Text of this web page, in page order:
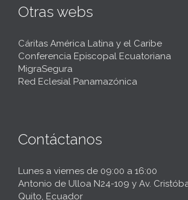
Otras webs
Cáritas América Latina y el Caribe
Conferencia Episcopal Ecuatoriana
MigraSegura
Red Eclesial Panamazónica
Contáctanos
Lunes a viernes de 09:00 a 16:00
Antonio de Ulloa N24-109 y Av.
Quito, Ecuador